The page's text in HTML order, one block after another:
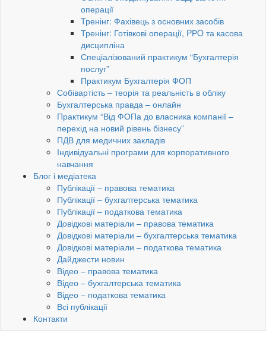
операції
Тренінг: Фахівець з основних засобів
Тренінг: Готівкові операції, PРO та касова
дисципліна
Спеціалізований практикум “Бухгалтерія
послуг”
Практикум Бухгалтерія ФОП
Собівартість – теорія та реальність в обліку
Бухгалтерська правда – онлайн
Практикум “Від ФОПа до власника компанії –
перехід на новий рівень бізнесу”
ПДВ для медичних закладів
Індивідуальні програми для корпоративного
навчання
Блог і медіатека
Публікації – правова тематика
Публікації – бухгалтерська тематика
Публікації – податкова тематика
Довідкові матеріали – правова тематика
Довідкові матеріали – бухгалтерська тематика
Довідкові матеріали – податкова тематика
Дайджести новин
Відео – правова тематика
Відео – бухгалтерська тематика
Відео – податкова тематика
Всі публікації
Контакти